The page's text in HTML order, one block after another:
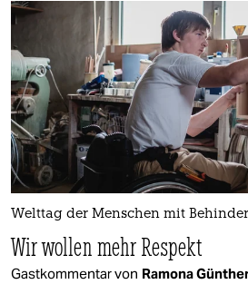
Welttag der Menschen mit
Wir wollen mehr Respekt
Gastkommentar von Ramona